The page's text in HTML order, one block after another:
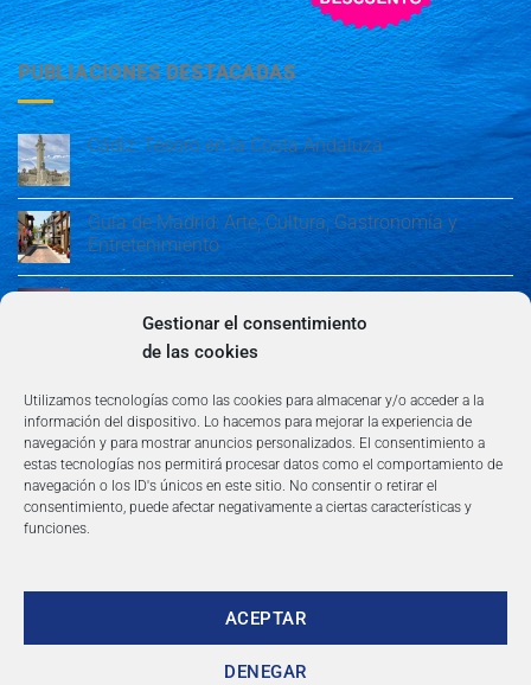
Gestionar el consentimiento
de las cookies
Utilizamos tecnologías como las cookies para almacenar y/o acceder a la
información del dispositivo. Lo hacemos para mejorar la experiencia de
navegación y para mostrar anuncios personalizados. El consentimiento a
estas tecnologías nos permitirá procesar datos como el comportamiento de
navegación o los ID's únicos en este sitio. No consentir o retirar el
consentimiento, puede afectar negativamente a ciertas características y
funciones.
ACEPTAR
DENEGAR
PUBLIACIONES DESTACADAS
Cádiz: Tesoro en la Costa Andaluza
Guía de Madrid: Arte, Cultura, Gastronomía y
Entretenimiento
Entretenimiento
Copyright 2026 ©360group.es